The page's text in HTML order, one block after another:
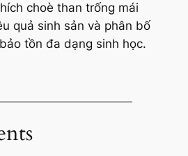
choè than trống mái
quả sinh sản và phân bố
tồn đa dạng sinh học.